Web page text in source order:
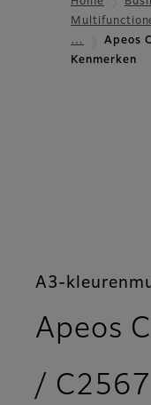
…
Apeos
Kenmerken
A3-
Apeos
/ C2567